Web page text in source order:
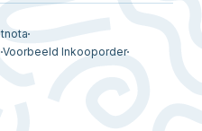
Voorbeeld Inkooporder